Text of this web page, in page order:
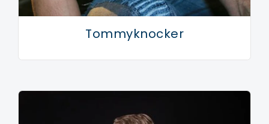
Op deze manier kreeg Alessandro credits voor het
bijhouden van de Italiaanse hardcorescene leven op
In 2004, Bike teamed up with DJ Dek, after Rudy
met DJ Dek, na Rudy besloten om zijn muzikale
carrière te stoppen. â¨Also in this period Noize
Tommyknocker